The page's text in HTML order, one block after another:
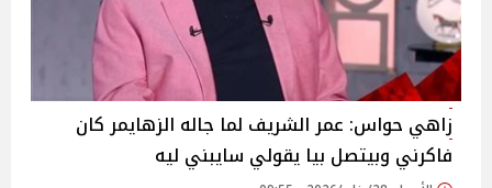
زاهي حواس: عمر الشريف لما جاله الزهايمر كان
فاكرني وبيتصل بيا يقولي سايبني ليه